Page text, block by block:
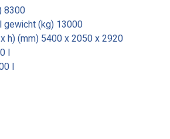
8300
gewicht (kg) 13000
h) (mm) 5400 x 2050 x 2920
l
l